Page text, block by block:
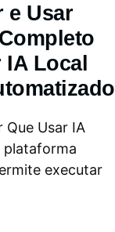
e Usar
Local
Que Usar IA
plataforma
executar